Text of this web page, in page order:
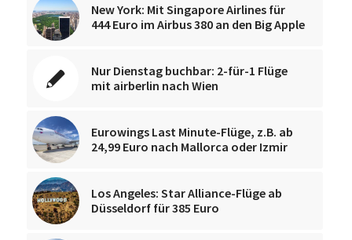
New York: Mit Singapore Airlines für
444 Euro im Airbus 380 an den Big Apple
Nur Dienstag buchbar: 2-für-1 Flüge
mit airberlin nach Wien
Eurowings Last Minute-Flüge, z.B. ab
24,99 Euro nach Mallorca oder Izmir
Los Angeles: Star Alliance-Flüge ab
Düsseldorf für 385 Euro